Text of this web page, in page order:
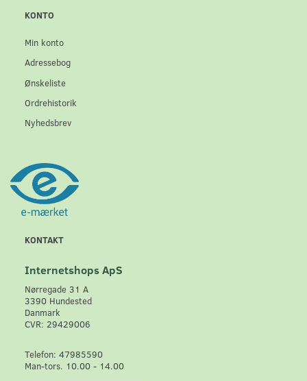
KONTO
Min konto
Adressebog
Ønskeliste
Ordrehistorik
Nyhedsbrev
KONTAKT
Internetshops ApS
Nørregade 31 A
3390 Hundested
Danmark
CVR: 29429006
Telefon: 47985590
Man-tors. 10.00 - 14.00